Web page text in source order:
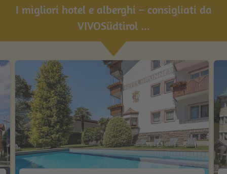
I migliori hotel e alberghi – consigliati da
VIVOSüdtirol ...